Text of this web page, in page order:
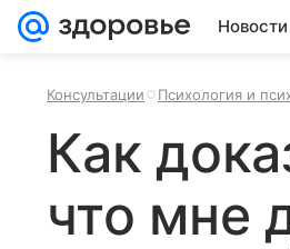
Новости
Консультации Психология и
Как
что мне